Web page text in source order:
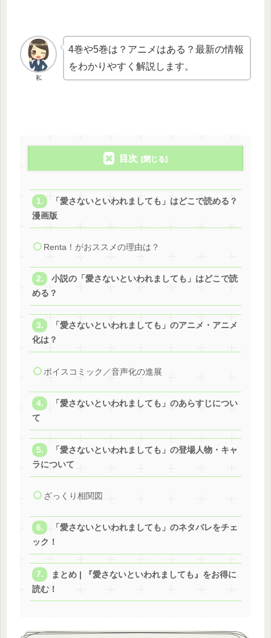
私
4巻や5巻は？アニメはある？最新の情報
をわかりやすく解説します。
目次
「愛さないといわれましても」はどこで読める？
漫画版
Renta！がおススメの理由は？
小説の「愛さないといわれましても」はどこで読
める？
「愛さないといわれましても」のアニメ・アニメ
化は？
ボイスコミック／音声化の進展
「愛さないといわれましても」のあらすじについ
て
「愛さないといわれましても」の登場人物・キャ
ラについて
ざっくり相関図
「愛さないといわれましても」のネタバレをチェ
ック！
まとめ | 『愛さないといわれましても』をお得に
読む！